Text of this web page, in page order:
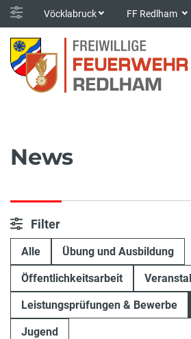
Vöcklabruck FF Redlham
News
Filter
Alle Übung und Ausbildung
Öffentlichkeitsarbeit
Leistungsprüfungen & Bewerbe
Jugend